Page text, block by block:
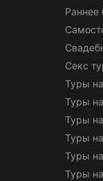
Раннее
Секс
Туры
Туры
Туры
Туры
Туры
Туры